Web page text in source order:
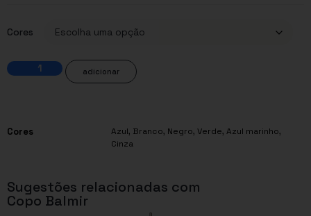
Cores
adicionar
Cores Azul, Branco, Negro, Verde, Azul marinho,
Cinza
Sugestões relacionadas com
Copo Balmir